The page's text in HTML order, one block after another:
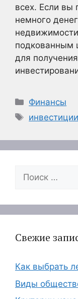
всех. Если вы
немного
подкованным
для
Рубрики
Финансы
Метки
инвестиции
Поиск:
Свежие
Как выбрать
Виды